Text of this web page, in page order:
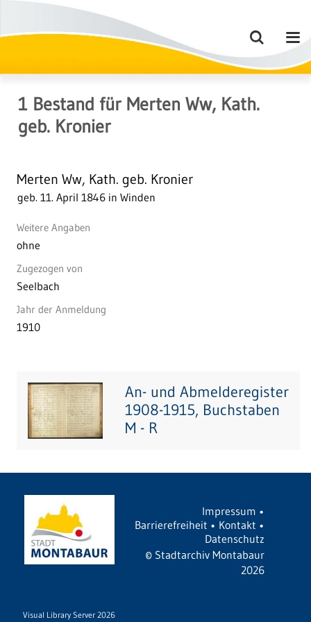
1 Bestand für Merten Ww, Kath.
geb. Kronier
Merten Ww, Kath. geb. Kronier
geb. 11. April 1846 in Winden
Weitere Angaben
ohne
Zugezogen von
Seelbach
Jahr der Anmeldung
1910
An- und Abmelderegister
1908-1915, Buchstaben
M - R
Impressum •
Barrierefreiheit • Kontakt •
Datenschutz
© Stadtarchiv Montabaur
2026
Visual Library Server 2026